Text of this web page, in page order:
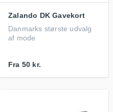
Zalando DK Gavekort
Danmarks største udvalg
af mode
Fra 50 kr.